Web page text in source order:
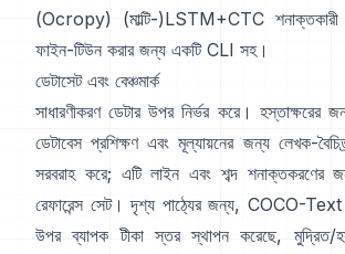
(Ocropy) (মাল্টি-)LSTM+CTC
ফাইন-টিউন করার জন্য একটি CLI সহ।
ডেটাসেট এবং বেঞ্চমার্ক
সাধারণীকরণ ডেটার উপর নির্ভর করে। হস্তাক্ষরের
ডেটাবেস প্রশিক্ষণ এবং মূল্যায়নের জন্য লেখক-
সরবরাহ করে; এটি লাইন এবং শব্দ শনাক্তকরণের
রেফারেন্স সেট। দৃশ্য পাঠ্যের জন্য, COCO-Text
উপর ব্যাপক টীকা স্তর স্থাপন করেছে, মুদ্রিত/